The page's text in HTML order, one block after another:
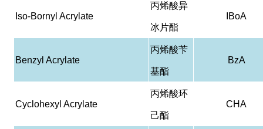
Iso-Bornyl Acrylate
丙烯酸异
冰片酯
IBoA
Benzyl Acrylate
丙烯酸苄
基酯
BzA
Cyclohexyl Acrylate
丙烯酸环
己酯
CHA